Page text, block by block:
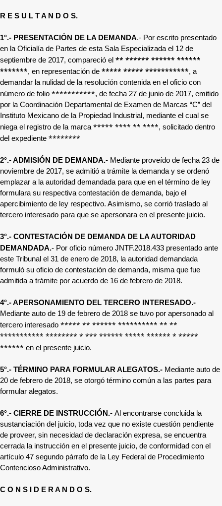
R E S U L T A N D O S.
1°.- PRESENTACIÓN DE LA DEMANDA.- Por escrito presentado
en la Oficialía de Partes de esta Sala Especializada el 12 de
septiembre de 2017, compareció el ** ****** ****** ******
*******, en representación de ***** ***** ***********, a
demandar la nulidad de la resolución contenida en el oficio con
número de folio ***********, de fecha 27 de junio de 2017, emitido
por la Coordinación Departamental de Examen de Marcas “C” del
Instituto Mexicano de la Propiedad Industrial, mediante el cual se
niega el registro de la marca ***** **** ** ****, solicitado dentro
del expediente ********
2°.- ADMISIÓN DE DEMANDA.- Mediante proveído de fecha 23 de
noviembre de 2017, se admitió a trámite la demanda y se ordenó
emplazar a la autoridad demandada para que en el término de ley
formulara su respectiva contestación de demanda, bajo el
apercibimiento de ley respectivo. Asimismo, se corrió traslado al
tercero interesado para que se apersonara en el presente juicio.
3°.- CONTESTACIÓN DE DEMANDA DE LA AUTORIDAD
DEMANDADA.- Por oficio número JNTF.2018.433 presentado ante
este Tribunal el 31 de enero de 2018, la autoridad demandada
formuló su oficio de contestación de demanda, misma que fue
admitida a trámite por acuerdo de 16 de febrero de 2018.
4°.- APERSONAMIENTO DEL TERCERO INTERESADO.-
Mediante auto de 19 de febrero de 2018 se tuvo por apersonado al
tercero interesado ***** ** ****** ********** ** **
*********** ******** * *** ****** ***** ****** * *****
****** en el presente juicio.
5°.- TÉRMINO PARA FORMULAR ALEGATOS.- Mediante auto de
20 de febrero de 2018, se otorgó término común a las partes para
formular alegatos.
6°.- CIERRE DE INSTRUCCIÓN.- Al encontrarse concluida la
sustanciación del juicio, toda vez que no existe cuestión pendiente
de proveer, sin necesidad de declaración expresa, se encuentra
cerrada la instrucción en el presente juicio, de conformidad con el
artículo 47 segundo párrafo de la Ley Federal de Procedimiento
Contencioso Administrativo.
C O N S I D E R A N D O S.